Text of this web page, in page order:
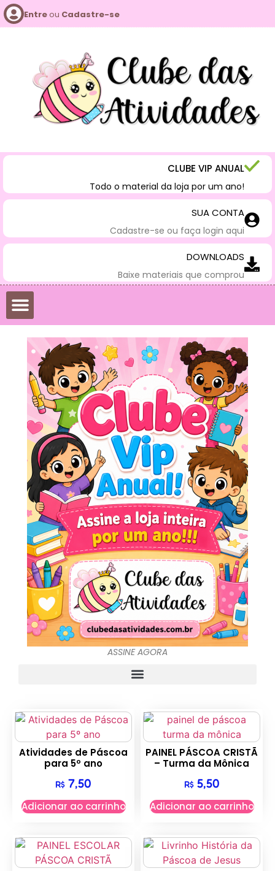
Entreou Cadastre-se
CLUBE VIP ANUAL
Todo o material da loja por um ano!
SUA CONTA
Cadastre-se ou faça login aqui
DOWNLOADS
Baixe materiais que comprou
ASSINE AGORA
Atividades de Páscoa
para 5º ano
R$ 7,50
Adicionar ao carrinho
PAINEL PÁSCOA CRISTÃ
– Turma da Mônica
R$5,50
Adicionar ao carrinho